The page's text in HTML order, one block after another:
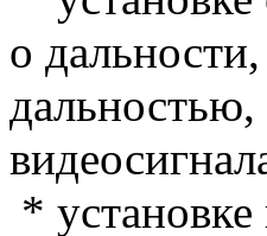
о
дальностью,
*